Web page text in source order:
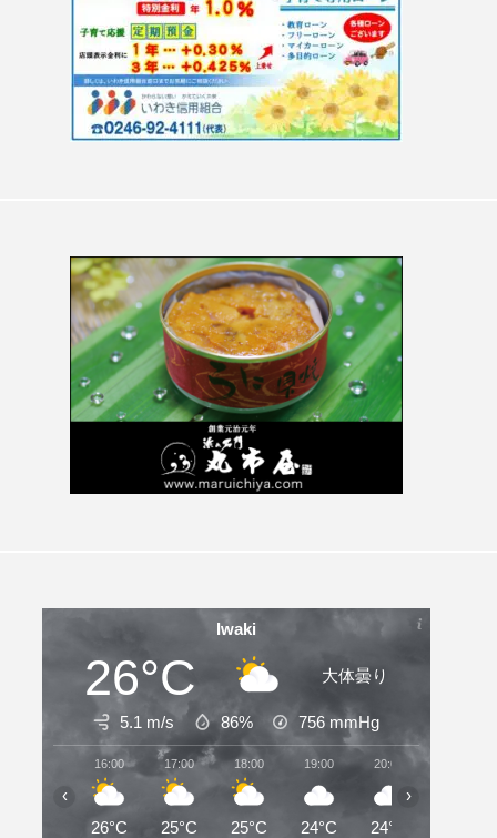
Iwaki
26°C 大体曇り
5.1 m/s 86% 756 mmHg
16:00
26°C
17:00
25°C
18:00
25°C
19:00
24°C
20:00
24°C
‹ ›